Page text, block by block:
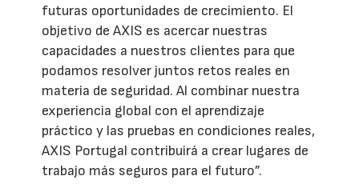
futuras oportunidades de crecimiento. El
objetivo de AXIS es acercar nuestras
capacidades a nuestros clientes para que
podamos resolver juntos retos reales en
materia de seguridad. Al combinar nuestra
experiencia global con el aprendizaje
práctico y las pruebas en condiciones reales,
AXIS Portugal contribuirá a crear lugares de
trabajo más seguros para el futuro”.